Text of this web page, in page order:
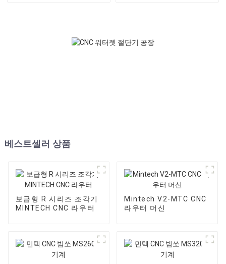
베스트셀러 상품
보급형 R 시리즈 조각기
MINTECH CNC 라우터
Mintech V2-MTC CNC
라우터 머신